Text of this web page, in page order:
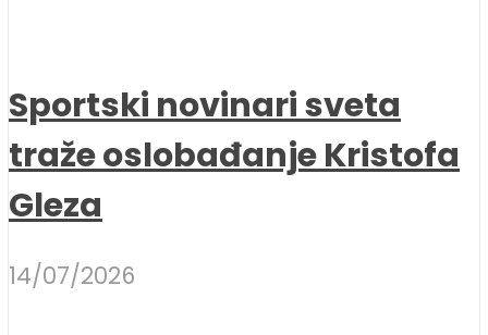
Sportski novinari sveta
traže oslobađanje Kristofa
Gleza
14/07/2026